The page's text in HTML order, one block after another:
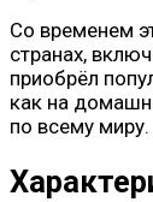
Со временем
странах,
приобрёл
как на
по всему миру.